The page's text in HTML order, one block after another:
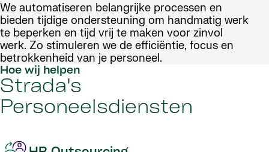
We automatiseren belangrijke processen en
bieden tijdige ondersteuning om handmatig werk
te beperken en tijd vrij te maken voor zinvol
werk. Zo stimuleren we de efficiëntie, focus en
betrokkenheid van je personeel.
Hoe wij helpen
Strada's
Personeelsdiensten